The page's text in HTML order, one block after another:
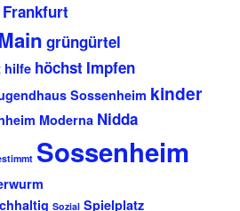
Frankfurt
grüngürtel
hilfe höchst Impfen
Sossenheim kinder
Moderna Nidda
Sossenheim
Sozial Spielplatz